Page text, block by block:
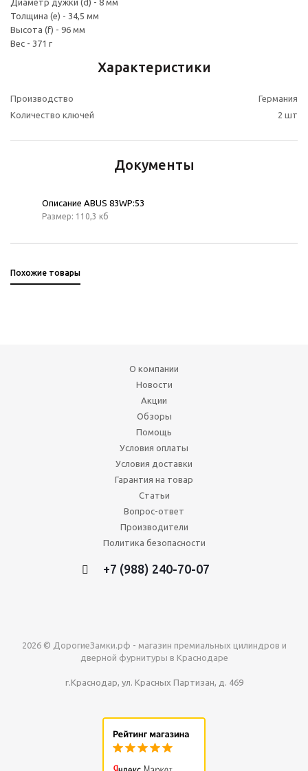
Диаметр дужки (d) - 8 мм
Толщина (e) - 34,5 мм
Высота (f) - 96 мм
Вес - 371 г
Характеристики
Производство
Германия
Количество ключей
2 шт
Документы
Описание ABUS 83WP:53
Размер: 110,3 кб
Похожие товары
О компании
Новости
Акции
Обзоры
Помощь
Условия оплаты
Условия доставки
Гарантия на товар
Статьи
Вопрос-ответ
Производители
Политика безопасности
+7 (988) 240-70-07
2026 © ДорогиеЗамки.рф - магазин премиальных цилиндров и
дверной фурнитуры в Краснодаре
г.Краснодар, ул. Красных Партизан, д. 469